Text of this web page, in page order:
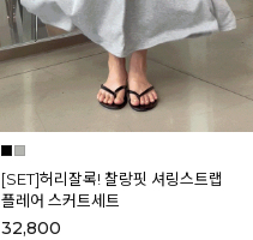
[SET]허리잘록! 찰랑핏 셔링스트랩
플레어 스커트세트
32,800